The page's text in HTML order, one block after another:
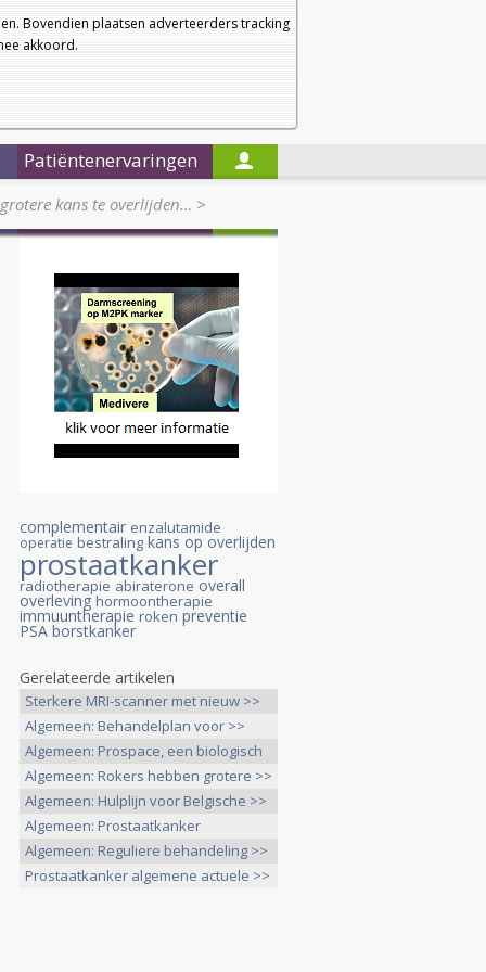
Bovendien plaatsen adverteerders tracking
akkoord.
a
a
Nieuwsbrief
Startpagina
Patiëntenervaringen
kans te overlijden… >
complementair enzalutamide
operatie bestraling kans op overlijden
prostaatkanker
radiotherapie abiraterone overall
overleving hormoontherapie
immuuntherapie roken preventie
PSA borstkanker
Gerelateerde artikelen
Sterkere MRI-scanner met nieuw >>
Algemeen: Behandelplan voor >>
Algemeen: Prospace, een biologisch
>>
Algemeen: Rokers hebben grotere >>
Algemeen: Hulplijn voor Belgische >>
Algemeen: Prostaatkanker
gerelateerde >>
Algemeen: Reguliere behandeling >>
Prostaatkanker algemene actuele >>